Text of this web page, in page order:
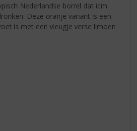
Nederlandse borrel dat icm
Deze oranje variant is een
is met een vleugje verse limoen